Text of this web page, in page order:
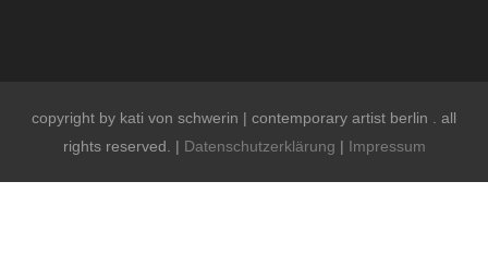
copyright by kati von schwerin | contemporary artist berlin . all
rights reserved. | Datenschutzerklärung | Impressum